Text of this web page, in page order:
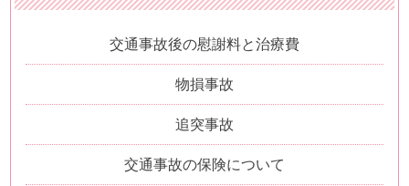
交通事故後の慰謝料と治療費
物損事故
追突事故
交通事故の保険について